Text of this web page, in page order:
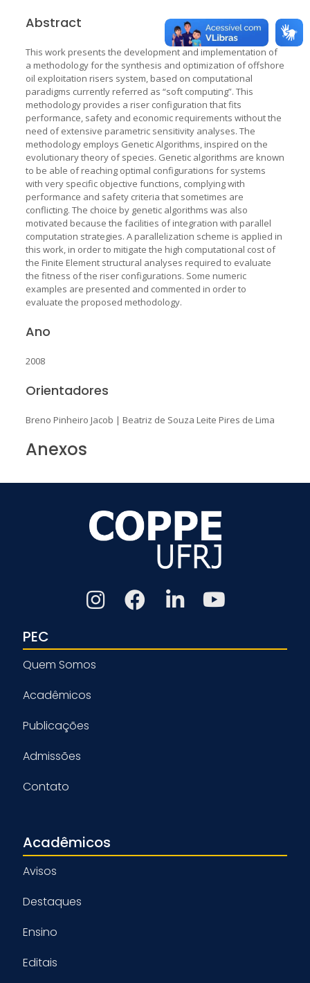
Abstract
This work presents the development and implementation of
a methodology for the synthesis and optimization of offshore
oil exploitation risers system, based on computational
paradigms currently referred as “soft computing”. This
methodology provides a riser configuration that fits
performance, safety and economic requirements without the
need of extensive parametric sensitivity analyses. The
methodology employs Genetic Algorithms, inspired on the
evolutionary theory of species. Genetic algorithms are known
to be able of reaching optimal configurations for systems
with very specific objective functions, complying with
performance and safety criteria that sometimes are
conflicting. The choice by genetic algorithms was also
motivated because the facilities of integration with parallel
computation strategies. A parallelization scheme is applied in
this work, in order to mitigate the high computational cost of
the Finite Element structural analyses required to evaluate
the fitness of the riser configurations. Some numeric
examples are presented and commented in order to
evaluate the proposed methodology.
Ano
2008
Orientadores
Breno Pinheiro Jacob | Beatriz de Souza Leite Pires de Lima
Anexos
PEC
Quem Somos
Acadêmicos
Publicações
Admissões
Contato
Acadêmicos
Avisos
Destaques
Ensino
Editais